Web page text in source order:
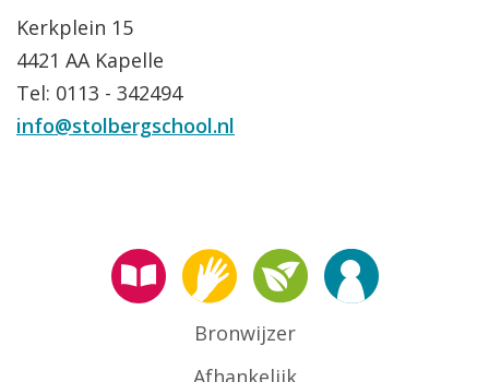
Kerkplein 15
4421 AA Kapelle
Tel: 0113 - 342494
info@stolbergschool.nl
Bronwijzer